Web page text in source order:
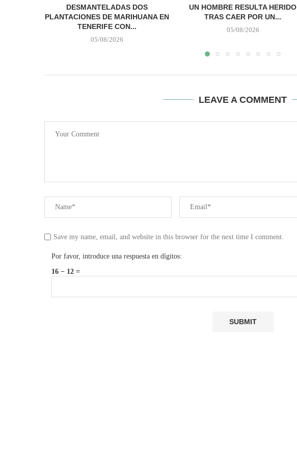
DESMANTELADAS DOS
PLANTACIONES DE MARIHUANA EN
TENERIFE CON...
05/08/2026
UN HOMBRE RESULTA HERIDO
TRAS CAER POR UN...
05/08/2026
LEAVE A COMMENT
Save my name, email, and website in this browser for the next time I comment.
Por favor, introduce una respuesta en dígitos:
16 − 12 =